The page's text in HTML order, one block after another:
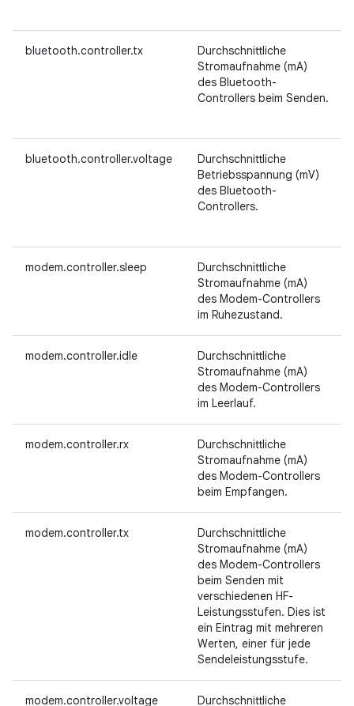
bluetooth.controller.tx
Durchschnittliche
Stromaufnahme (mA)
des Bluetooth-
Controllers beim Senden.
bluetooth.controller.voltage
Durchschnittliche
Betriebsspannung (mV)
des Bluetooth-
Controllers.
modem.controller.sleep
Durchschnittliche
Stromaufnahme (mA)
des Modem-Controllers
im Ruhezustand.
modem.controller.idle
Durchschnittliche
Stromaufnahme (mA)
des Modem-Controllers
im Leerlauf.
modem.controller.rx
Durchschnittliche
Stromaufnahme (mA)
des Modem-Controllers
beim Empfangen.
modem.controller.tx
Durchschnittliche
Stromaufnahme (mA)
des Modem-Controllers
beim Senden mit
verschiedenen HF-
Leistungsstufen. Dies ist
ein Eintrag mit mehreren
Werten, einer für jede
Sendeleistungsstufe.
modem.controller.voltage Durchschnittliche